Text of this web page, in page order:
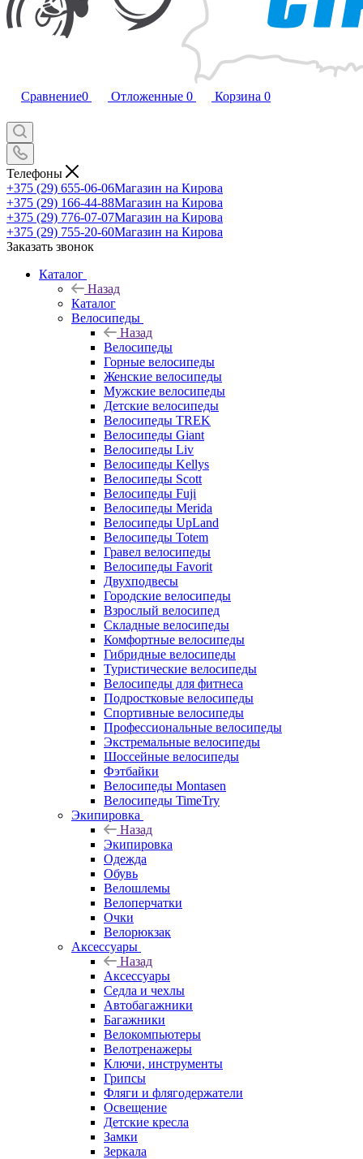
Сравнение0 Отложенные 0 Корзина 0
Телефоны
+375 (29) 655-06-06Магазин на Кирова
+375 (29) 166-44-88Магазин на Кирова
+375 (29) 776-07-07Магазин на Кирова
+375 (29) 755-20-60Магазин на Кирова
Заказать звонок
Каталог
Назад
Каталог
Велосипеды
Назад
Велосипеды
Горные велосипеды
Женские велосипеды
Мужские велосипеды
Детские велосипеды
Велосипеды TREK
Велосипеды Giant
Велосипеды Liv
Велосипеды Kellys
Велосипеды Scott
Велосипеды Fuji
Велосипеды Merida
Велосипеды UpLand
Велосипеды Totem
Гравел велосипеды
Велосипеды Favorit
Двухподвесы
Городские велосипеды
Взрослый велосипед
Складные велосипеды
Комфортные велосипеды
Гибридные велосипеды
Туристические велосипеды
Велосипеды для фитнеса
Подростковые велосипеды
Спортивные велосипеды
Профессиональные велосипеды
Экстремальные велосипеды
Шоссейные велосипеды
Фэтбайки
Велосипеды Montasen
Велосипеды TimeTry
Экипировка
Назад
Экипировка
Одежда
Обувь
Велошлемы
Велоперчатки
Очки
Велорюкзак
Аксессуары
Назад
Аксессуары
Седла и чехлы
Автобагажники
Багажники
Велокомпьютеры
Велотренажеры
Ключи, инструменты
Грипсы
Фляги и флягодержатели
Освещение
Детские кресла
Замки
Зеркала